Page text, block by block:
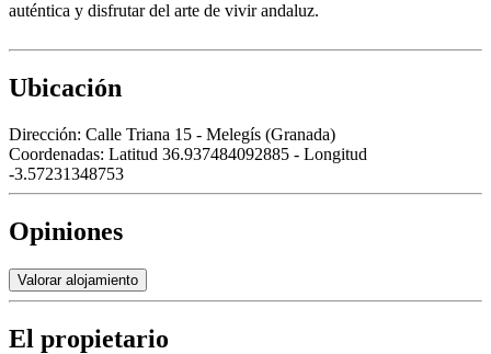
auténtica y disfrutar del arte de vivir andaluz.
Ubicación
Dirección: Calle Triana 15 - Melegís (Granada)
Coordenadas: Latitud 36.937484092885 - Longitud
-3.57231348753
Opiniones
Valorar alojamiento
El propietario